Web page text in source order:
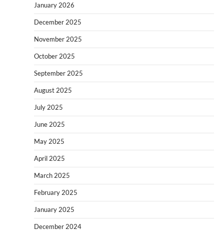
January 2026
December 2025
November 2025
October 2025
September 2025
August 2025
July 2025
June 2025
May 2025
April 2025
March 2025
February 2025
January 2025
December 2024